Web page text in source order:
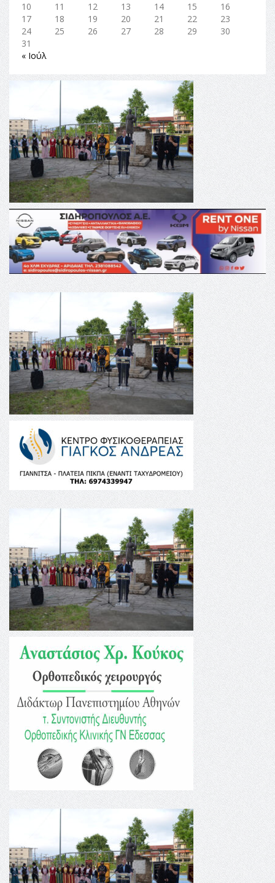
10
11 12 13 14 15
16
17
18 19 20 21 22
23
24
25 26 27 28 29
30
31
« Ιούλ